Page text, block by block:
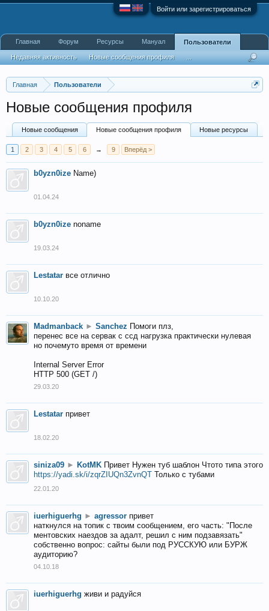
Войти или зарегистрироваться
Главная Пользователи
Новые сообщения профиля
Новые сообщения Новые сообщения профиля Новые ресурсы
1 2 3 4 5 6 → 9 Вперёд >
b0yzn0ize Name)
01.04.24
b0yzn0ize noname
19.03.24
Lestatar все отлично
10.10.20
Madmanback ► Sanchez Помоги плз,
перенес все на сервак с ссд нагрузка практически нулевая
но почемуто время от времени
Internal Server Error
HTTP 500 (GET /)
29.03.20
Lestatar привет
18.02.20
siniza09 ► KotMK Привет Нужен туб шаблон Чтото типа этого
https://yadi.sk/i/zqrZIUQn3ZvnQT Только с тубами
22.01.20
iuerhiguerhg ► agressor привет
наткнулся на топик с твоим сообщением, его часть: "После
ментовских наездов за адалт, решил с ним подзавязать"
собственно вопрос: сайты были под РУССКУЮ или БУРЖ
аудиторию?
04.10.18
iuerhiguerhg живи и радуйся
Главная Форум Ресурсы Мануал Пользователи
Недавняя активность Новые сообщения профиля